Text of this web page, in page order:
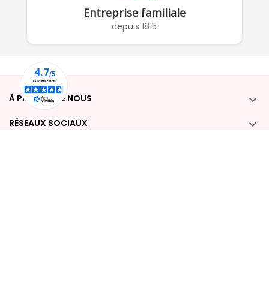
Entreprise familiale
depuis 1815
À PROPOS DE NOUS 
RÉSEAUX SOCIAUX 